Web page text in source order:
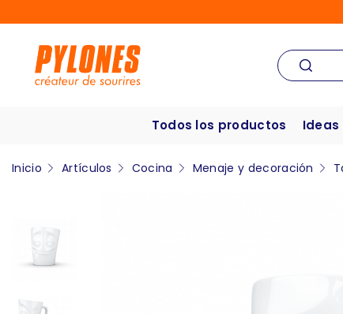
Todos los productos Ideas
Inicio Artículos Cocina Menaje y decoración